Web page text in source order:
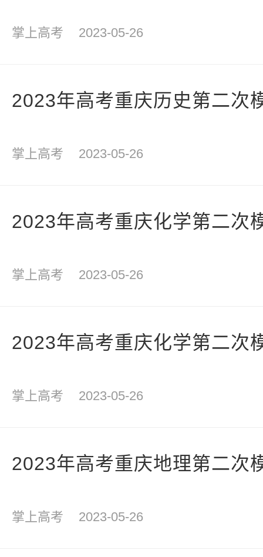
掌上高考 2023-05-26
2023年高考重庆历史第二次
掌上高考 2023-05-26
2023年高考重庆化学第二次
掌上高考 2023-05-26
2023年高考重庆化学第二次
掌上高考 2023-05-26
2023年高考重庆地理第二次
掌上高考 2023-05-26